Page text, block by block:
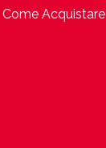
Come Acquistare